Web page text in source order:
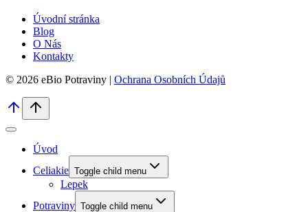
Úvodní stránka
Blog
O Nás
Kontakty
© 2026 eBio Potraviny | Ochrana Osobních Údajů
Úvod
Celiakie Toggle child menu
Lepek
Potraviny Toggle child menu